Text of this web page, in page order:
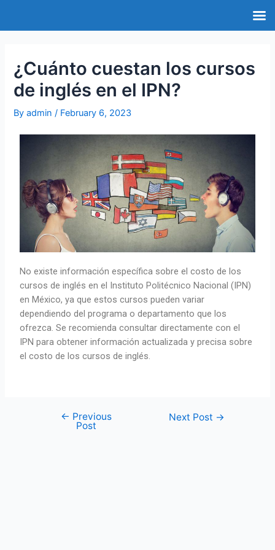
¿Cuánto cuestan los cursos
de inglés en el IPN?
Byadmin / February 6, 2023
No existe información específica sobre el costo de los
cursos de inglés en el Instituto Politécnico Nacional (IPN)
en México, ya que estos cursos pueden variar
dependiendo del programa o departamento que los
ofrezca. Se recomienda consultar directamente con el
IPN para obtener información actualizada y precisa sobre
el costo de los cursos de inglés.
← Previous
Post
Next Post →